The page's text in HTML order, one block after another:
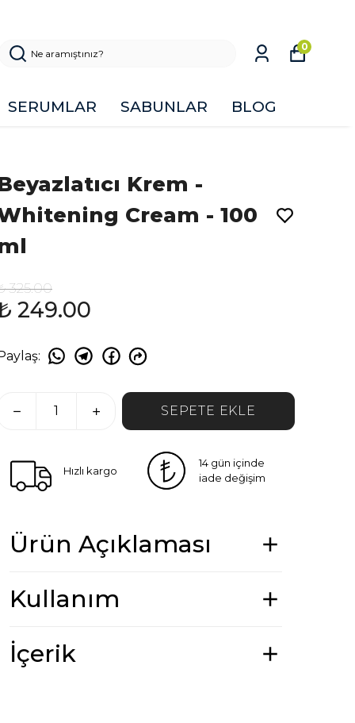
SERUMLAR SABUNLAR BLOG
0
Krem -
Cream - 100
325.00
249.00
:
SEPETE EKLE
Hızlı kargo
14 gün içinde
iade değişim
Ürün Açıklaması
Kullanım
İçerik